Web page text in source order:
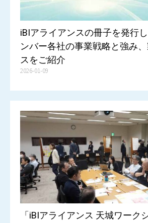
iBIアライアンスの冊子を発行
ンバー各社の事業戦略と強み
スをご紹介
2026-01-09
「iBIアライアンス 天城ワーク